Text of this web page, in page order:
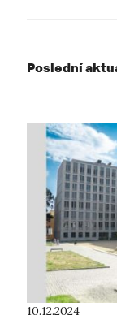
Poslední
10.12.2024